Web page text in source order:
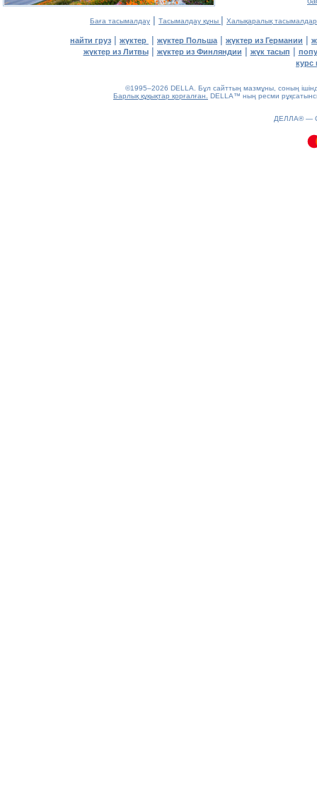
Баға тасымалдау | Тасымалдау құны | Халықаралық
найти груз | жүктер | жүктер Польша | жүктер из Германии |
жүктер из Литвы| жүктер из Финляндии | жүк тасып |
курс
©1995–2026 DELLA. Бұл сайттың мазмұны, соның
Барлық құқықтар қорғалған.
DELLA™ ның ресми
ДЕЛЛА® —